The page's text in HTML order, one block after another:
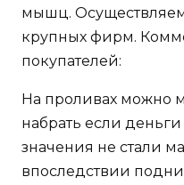
мышц. Осуществляем
крупных фирм.
покупателей:
На проливах можно
набрать если
значения не стали
впоследствии